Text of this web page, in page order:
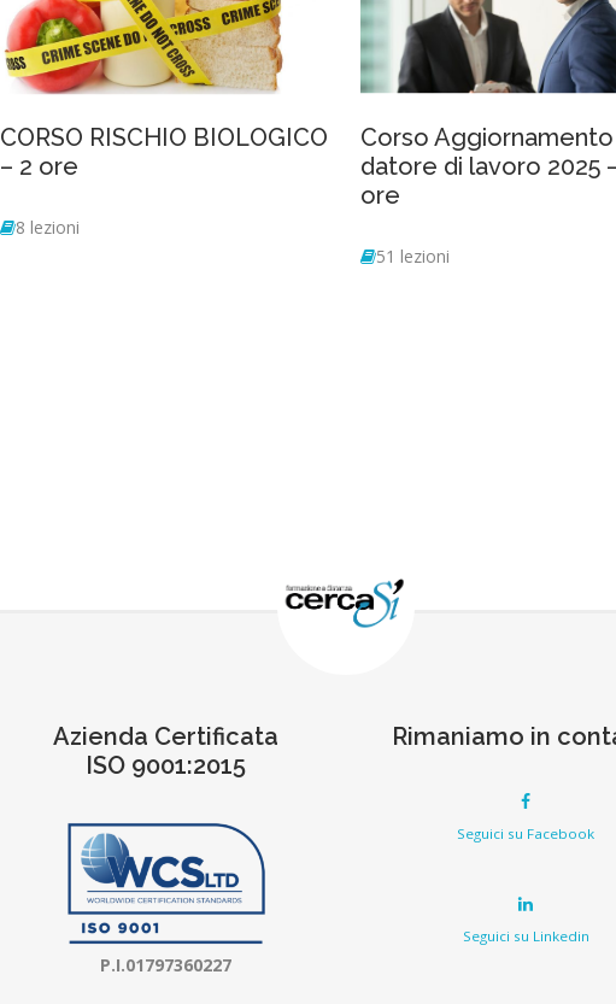
CORSO RISCHIO BIOLOGICO
– 2 ore
8 lezioni
Corso Aggiornamento
datore di lavoro 2025
ore
51 lezioni
Azienda Certificata
ISO 9001:2015
P.I.01797360227
Rimaniamo in
Seguici su Facebook
Seguici su Linkedin